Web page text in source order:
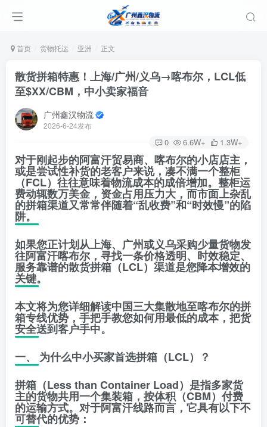
首页 货物托运 亚洲 正文
散货拼箱特惠！上海/广州/义乌→喀布尔，LCL低
至$XX/CBM，中小卖家福音
广州鑫汉物流
2026-6-24发布
0 6.6W+ 1.3W+
对于刚起步的阿富汗贸易商、喀布尔的小店店主，
或是尝试性补货的老客户来说，凑不满一个整柜
（FCL）往往意味着物流成本的成倍增加。整柜运
费动辄数万美金，资金占用压力大，而市面上杂乱
的拼箱渠道又常常伴随着“乱收费”和“时效慢”的陷
阱。
如果您正计划从上海、广州或义乌采购少量货物发
往阿富汗喀布尔，寻找一条价格透明、时效稳定、
服务靠谱的散货拼箱（LCL）渠道是您降本增效的
关键。
本文将为您详细解读中国三大集散地至喀布尔的拼
箱专线优势，手把手教您如何用最低的成本，把货
安全送到客户手中。
一、 为什么中小买家首选拼箱（LCL）？
拼箱（Less than Container Load）是指多家货
主的货物共用一个集装箱，按体积（CBM）付费
的运输方式。对于阿富汗线路而言，它具有以下不
可替代的优势：